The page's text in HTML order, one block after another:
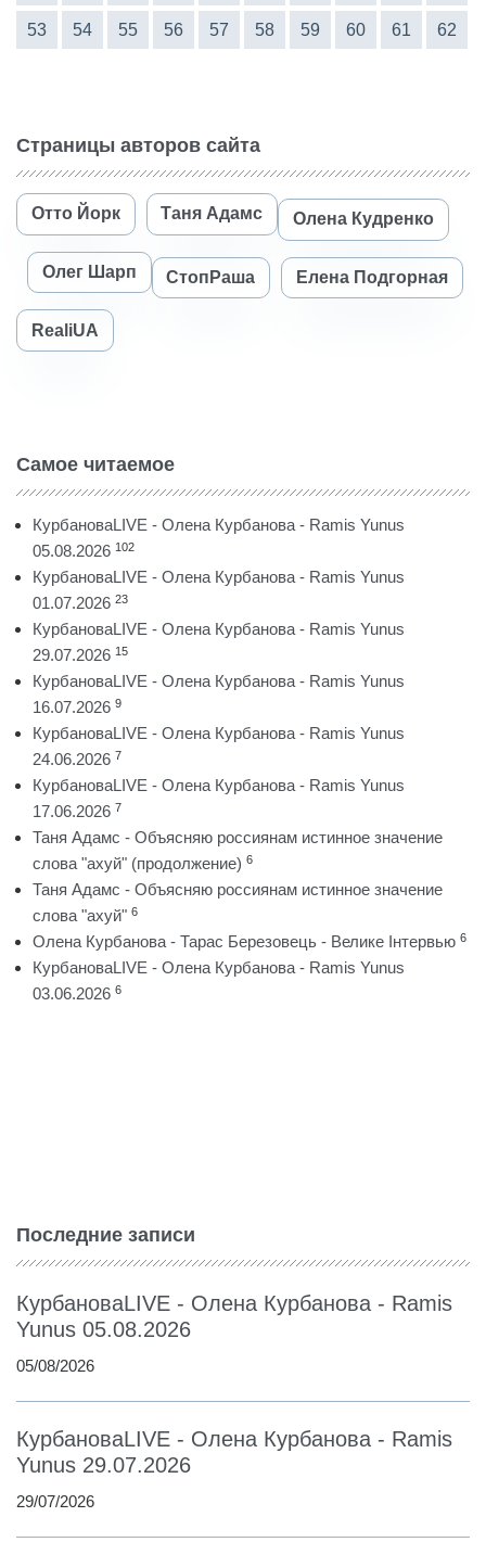
53 54 55 56 57 58 59 60 61 62
Страницы авторов сайта
Отто Йорк Таня Адамс Олена Кудренко
Олег Шарп СтопРаша Елена Подгорная
RealiUA
Самое читаемое
КурбановаLIVE - Олена Курбанова - Ramis Yunus
05.08.2026 102
КурбановаLIVE - Олена Курбанова - Ramis Yunus
01.07.2026 23
КурбановаLIVE - Олена Курбанова - Ramis Yunus
29.07.2026 15
КурбановаLIVE - Олена Курбанова - Ramis Yunus
16.07.2026 9
КурбановаLIVE - Олена Курбанова - Ramis Yunus
24.06.2026 7
КурбановаLIVE - Олена Курбанова - Ramis Yunus
17.06.2026 7
Таня Адамс - Объясняю россиянам истинное значение
слова "ахуй" (продолжение) 6
Таня Адамс - Объясняю россиянам истинное значение
слова "ахуй" 6
Олена Курбанова - Тарас Березовець - Велике Інтервью 6
КурбановаLIVE - Олена Курбанова - Ramis Yunus
03.06.2026 6
Последние записи
КурбановаLIVE - Олена Курбанова - Ramis
Yunus 05.08.2026
05/08/2026
КурбановаLIVE - Олена Курбанова - Ramis
Yunus 29.07.2026
29/07/2026